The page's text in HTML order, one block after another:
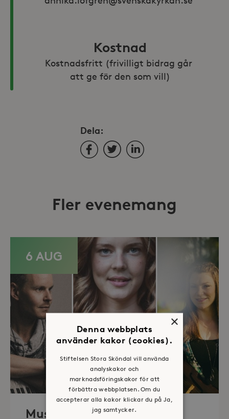
Kostnad
Kostnadsfritt (frivilligt bidrag går
att ge för den som vill)
Dela:
FacebookTwitterLinkedIn
Fler evenemang
6 AUG
Musik i sommarkväll – O
×
Denna webbplats
använder kakor (cookies).
Stiftelsen Stora Sköndal vill använda
analyskakor och
marknadsföringskakor för att
förbättra webbplatsen. Om du
accepterar alla kakor klickar du på Ja,
jag samtycker.